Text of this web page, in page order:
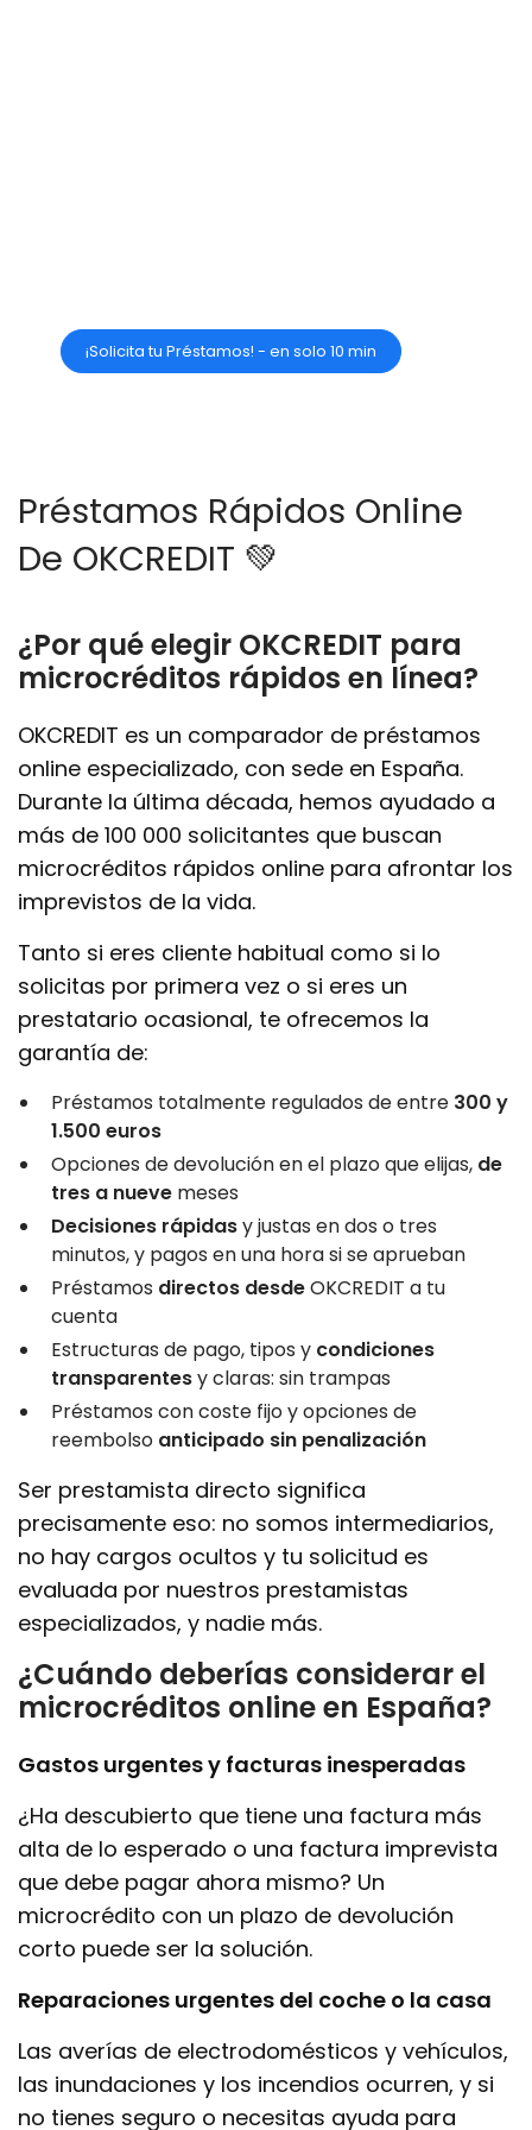
¡Solicita tu Préstamos! - en solo 10 min
Préstamos Rápidos Online
De OKCREDIT 💚
¿Por qué elegir OKCREDIT para
microcréditos rápidos en línea?
OKCREDIT es un comparador de préstamos
online especializado, con sede en España.
Durante la última década, hemos ayudado a
más de 100 000 solicitantes que buscan
microcréditos rápidos online para afrontar los
imprevistos de la vida.
Tanto si eres cliente habitual como si lo
solicitas por primera vez o si eres un
prestatario ocasional, te ofrecemos la
garantía de:
Préstamos totalmente regulados de entre 300 y
1.500 euros
Opciones de devolución en el plazo que elijas, de
tres a nueve meses
Decisiones rápidasy justas en dos o tres
minutos, y pagos en una hora si se aprueban
Préstamos directos desdeOKCREDIT a tu
cuenta
Estructuras de pago, tipos y condiciones
transparentesy claras: sin trampas
Préstamos con coste fijo y opciones de
reembolso anticipado sin penalización
Ser prestamista directo significa
precisamente eso: no somos intermediarios,
no hay cargos ocultos y tu solicitud es
evaluada por nuestros prestamistas
especializados, y nadie más.
¿Cuándo deberías considerar el
microcréditos online en España?
Gastos urgentes y facturas inesperadas
¿Ha descubierto que tiene una factura más
alta de lo esperado o una factura imprevista
que debe pagar ahora mismo? Un
microcrédito con un plazo de devolución
corto puede ser la solución.
Reparaciones urgentes del coche o la casa
Las averías de electrodomésticos y vehículos,
las inundaciones y los incendios ocurren, y si
no tienes seguro o necesitas ayuda para